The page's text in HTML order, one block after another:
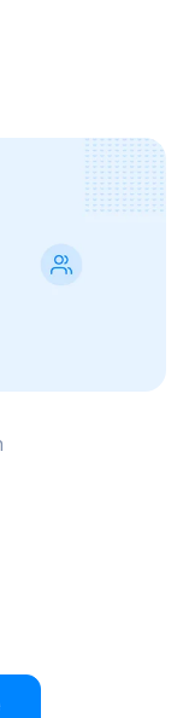
který
na oznámení
před
zákona.